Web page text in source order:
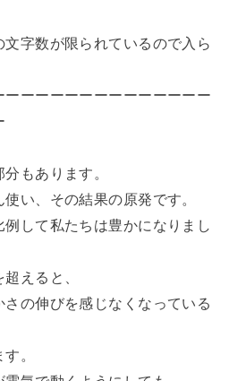
字数が限られているので入ら
ーーーーーーーーーーーーー
もあります。
い、その結果の原発です。
して私たちは豊かになりまし
えると、
の伸びを感じなくなっている
。